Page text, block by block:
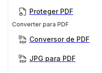
Proteger PDF
Converter para PDF
Conversor de PDF
JPG para PDF